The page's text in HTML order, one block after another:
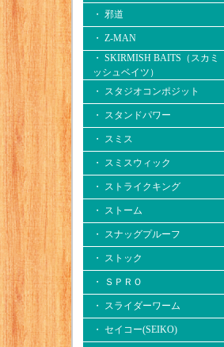
・ 邪道
・ Z-MAN
・ SKIRMISH BAITS（スカミ
ッシュベイツ）
・ スタジオコンポジット
・ スタンドパワー
・ スミス
・ スミスウィック
・ ストライクキング
・ ストーム
・ スナッグプルーフ
・ ストック
・ ＳＰＲＯ
・ スライダーワーム
・ セイコー(SEIKO)